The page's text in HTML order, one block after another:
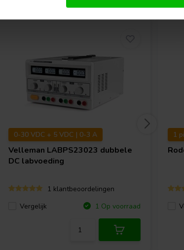
0-30 VDC + 5 VDC | 0-3 A
Velleman LABPS23023 dubbele
DC labvoeding
1 klantbeoordelingen
Vergelijk
1 Op voorraad
1